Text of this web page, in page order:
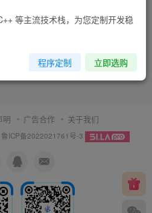
明 广告合作 关于我们
鲁ICP备2022021761号-3
等主流技术栈，为您定制开发稳
程序定制 立即选购